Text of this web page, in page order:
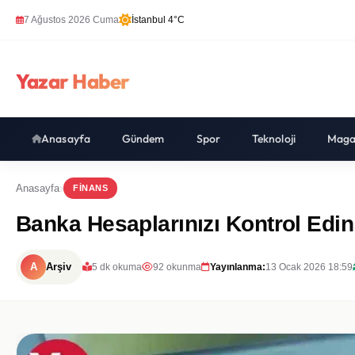
7 Ağustos 2026 Cuma İstanbul 4°C
Yazar Haber
Anasayfa Gündem Spor Teknoloji
Anasayfa FINANS
Banka Hesaplarınızı Kontrol
A Arşiv 5 dk okuma 92 okunma Yayınlanma:13 Ocak 2026 18:59